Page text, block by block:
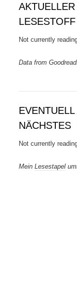
AKTUELLER
LESESTOFF
Not currently
Data from
EVENTUELL
NÄCHSTES
Not currently
Mein Lesestapel